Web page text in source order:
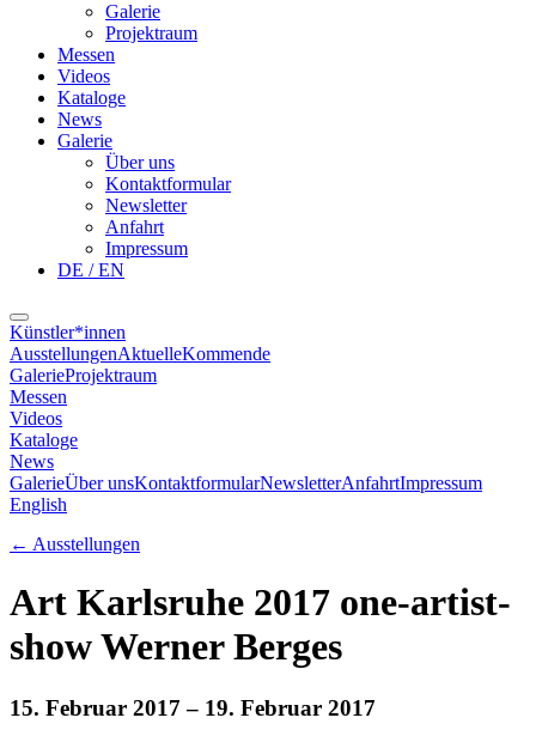
Galerie
Projektraum
Messen
Videos
Kataloge
News
Galerie
Über uns
Kontaktformular
Newsletter
Anfahrt
Impressum
DE / EN
Künstler*innen
AusstellungenAktuelleKommende
GalerieProjektraum
Messen
Videos
Kataloge
News
GalerieÜber unsKontaktformularNewsletterAnfahrtImpressum
English
← Ausstellungen
Art Karlsruhe 2017 one-artist-
show Werner Berges
15. Februar 2017 – 19. Februar 2017